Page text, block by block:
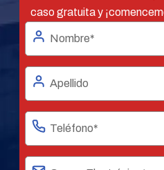
caso gratuita y